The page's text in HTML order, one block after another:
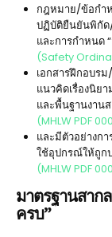
กฎหมาย/ข้อกำ
ปฏิบัติยืนยันพิกัด
และการกำหนด
(Safety
เอกสารฝึกอบร
แนวคิดเรื่องนิย
และพื้นฐานงาน
(MHLW PDF
และมีตัวอย่างก
ใช้อุปกรณ์ให้ถูก
(MHLW PDF
มาตรฐานสา
ครบ”